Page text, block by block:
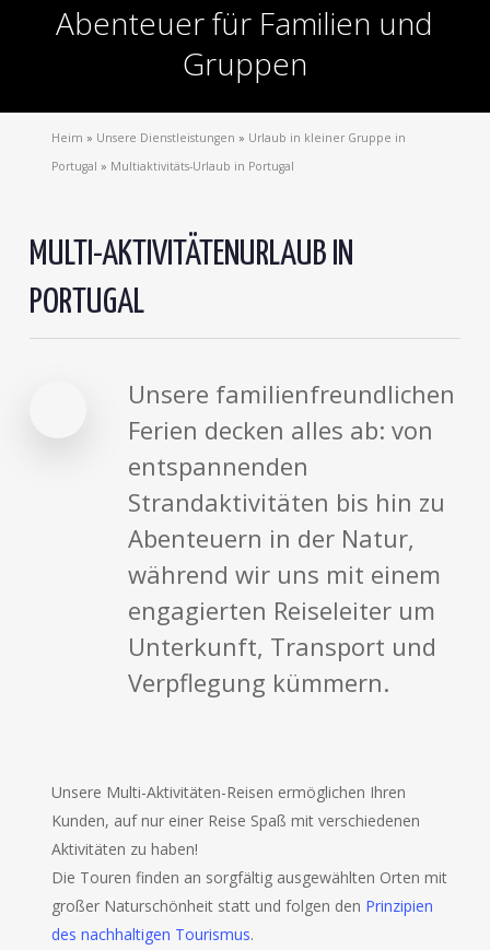
Abenteuer für Familien und
Gruppen
Heim » Unsere Dienstleistungen » Urlaub in kleiner Gruppe in
Portugal » Multiaktivitäts-Urlaub in Portugal
MULTI-AKTIVITÄTENURLAUB IN
PORTUGAL
Unsere familienfreundlichen
Ferien decken alles ab: von
entspannenden
Strandaktivitäten bis hin zu
Abenteuern in der Natur,
während wir uns mit einem
engagierten Reiseleiter um
Unterkunft, Transport und
Verpflegung kümmern.
Unsere Multi-Aktivitäten-Reisen ermöglichen Ihren
Kunden, auf nur einer Reise Spaß mit verschiedenen
Aktivitäten zu haben!
Die Touren finden an sorgfältig ausgewählten Orten mit
großer Naturschönheit statt und folgen den Prinzipien
des nachhaltigen Tourismus.